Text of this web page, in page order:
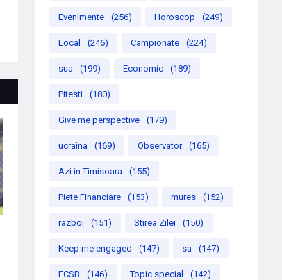
Evenimente (256) Horoscop (249)
Local (246) Campionate (224)
sua (199) Economic (189)
Pitesti (180)
Give me perspective (179)
ucraina (169) Observator (165)
Azi in Timisoara (155)
Piete Financiare (153) mures (152)
razboi (151) Stirea Zilei (150)
Keep me engaged (147) sa (147)
FCSB (146) Topic special (142)